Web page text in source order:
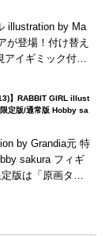
illustration by Ma
が登場！付け替え
イギミック付き)
】RABBIT GIRL illust
定版/通常版 Hobby sa
by Grandia元 特
sakura フィギ
版は「原画タペ